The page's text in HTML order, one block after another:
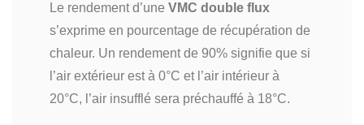
Le rendement d’une VMC double flux
s’exprime en pourcentage de récupération de
chaleur. Un rendement de 90% signifie que si
l’air extérieur est à 0°C et l’air intérieur à
20°C, l’air insufflé sera préchauffé à 18°C.